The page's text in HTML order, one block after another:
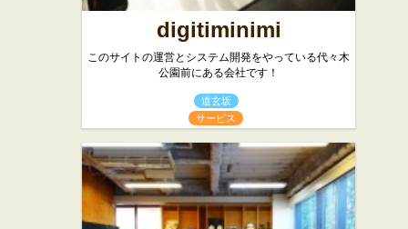
digitiminimi
このサイトの運営とシステム開発をやっている代々木
公園前にある会社です！
道玄坂
サービス